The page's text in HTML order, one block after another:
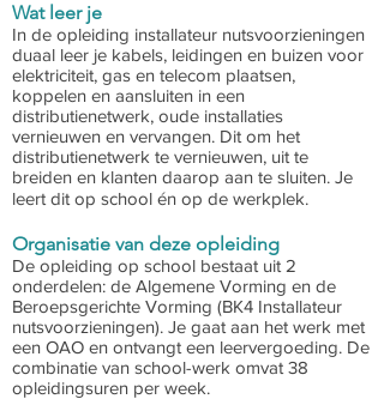
Wat leer je
In de opleiding installateur nutsvoorzieningen
duaal leer je kabels, leidingen en buizen voor
elektriciteit, gas en telecom plaatsen,
koppelen en aansluiten in een
distributienetwerk, oude installaties
vernieuwen en vervangen. Dit om het
distributienetwerk te vernieuwen, uit te
breiden en klanten daarop aan te sluiten. Je
leert dit op school én op de werkplek.
Organisatie van deze opleiding
De opleiding op school bestaat uit 2
onderdelen: de Algemene Vorming en de
Beroepsgerichte Vorming (BK4 Installateur
nutsvoorzieningen). Je gaat aan het werk met
een OAO en ontvangt een leervergoeding. De
combinatie van school-werk omvat 38
opleidingsuren per week.